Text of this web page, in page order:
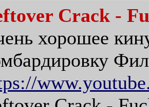
Crack -
хорошее